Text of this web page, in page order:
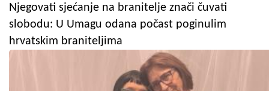
Njegovati sjećanje na branitelje znači čuvati
slobodu: U Umagu odana počast poginulim
hrvatskim braniteljima